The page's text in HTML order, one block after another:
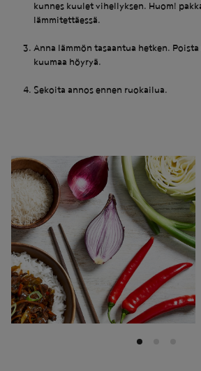
kunnes kuulet vihellyksen. Huom!
lämmitettäessä.
Anna lämmön tasaantua hetken.
kuumaa höyryä.
Sekoita annos ennen ruokailua.